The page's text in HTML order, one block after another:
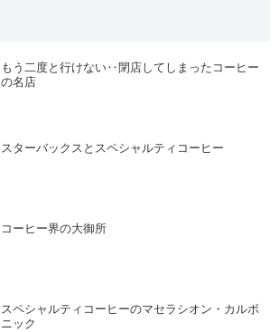
もう二度と行けない‥閉店してしまったコーヒー
の名店
スターバックスとスペシャルティコーヒー
コーヒー界の大御所
スペシャルティコーヒーのマセラシオン・カルボ
ニック